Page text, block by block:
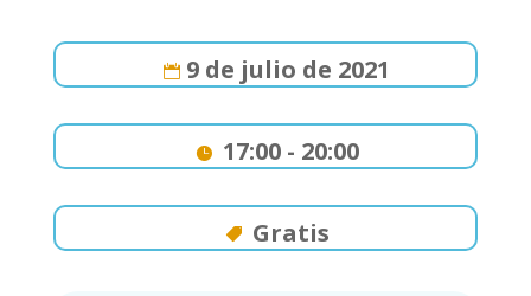
9 de julio de 2021
17:00 - 20:00
Gratis